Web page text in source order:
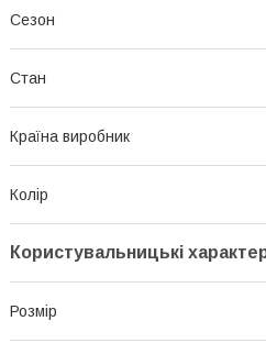
Сезон
Стан
Країна виробник
Колір
Користувальницькі
Розмір